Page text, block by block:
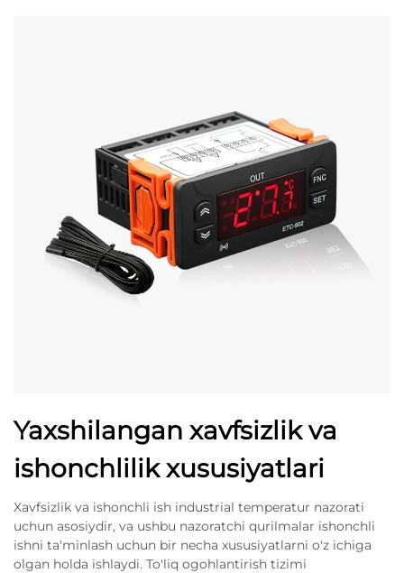
Yaxshilangan xavfsizlik va
ishonchlilik xususiyatlari
Xavfsizlik va ishonchli ish industrial temperatur nazorati
uchun asosiydir, va ushbu nazoratchi qurilmalar ishonchli
ishni ta'minlash uchun bir necha xususiyatlarni o'z ichiga
olgan holda ishlaydi. To'liq ogohlantirish tizimi